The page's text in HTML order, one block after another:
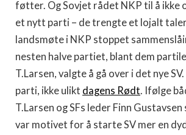
føtter. Og Sovjet rådet NKP til å ikke
et nytt parti – de trengte et lojalt
landsmøte i NKP stoppet
nesten halve partiet, blant dem
T.Larsen, valgte å gå over i det nye
parti, ikke ulikt dagens Rødt. Ifølge
T.Larsen og SFs leder Finn
var motivet for å starte SV mer en